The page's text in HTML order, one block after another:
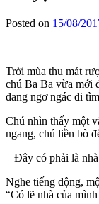
Posted on 15/08/
Trời mùa thu mát
chú Ba Ba vừa mới
đang ngơ ngác đi
Chú nhìn thấy một
ngang, chú liền bò
– Đây có phải là
Nghe tiếng động,
“Có lẽ nhà của